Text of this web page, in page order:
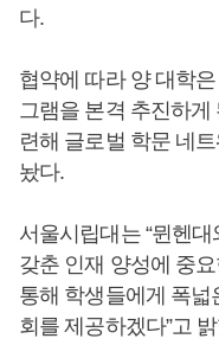
다.
협약에 따라 양 대학
그램을 본격 추진하게
련해 글로벌 학문 네
놨다.
서울시립대는 “뮌헨
갖춘 인재 양성에 중
통해 학생들에게 폭넓
회를 제공하겠다”고